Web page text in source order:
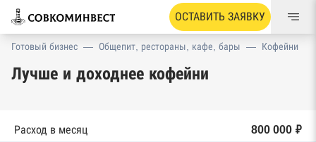
ОСТАВИТЬ ЗАЯВКУ
Готовый бизнес — Общепит, рестораны, кафе, бары — Кофейни
Лучше и доходнее кофейни
Расход в месяц
800 000 ₽